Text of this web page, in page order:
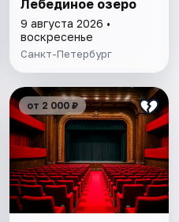
Лебединое озеро
9 августа 2026 •
воскресенье
Санкт-Петербург
от 2 000 ₽